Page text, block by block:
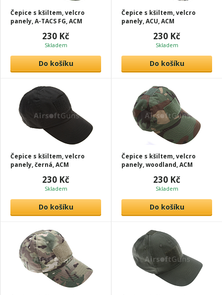
Čepice s kšiltem, velcro
panely, A-TACS FG, ACM
230 Kč
Skladem
Do košíku
Čepice s kšiltem, velcro
panely, ACU, ACM
230 Kč
Skladem
Do košíku
Čepice s kšiltem, velcro
panely, černá, ACM
230 Kč
Skladem
Do košíku
Čepice s kšiltem, velcro
panely, woodland, ACM
230 Kč
Skladem
Do košíku